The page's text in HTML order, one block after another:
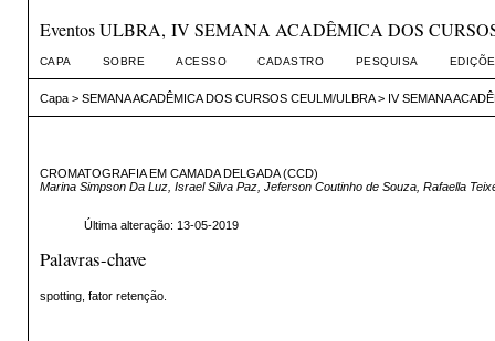
Eventos ULBRA, IV SEMANA ACADÊMICA DOS
CAPA SOBRE ACESSO CADASTRO PESQUISA
Capa> SEMANA ACADÊMICA DOS CURSOS CEULM/ULBRA> IV SEMANA
CROMATOGRAFIA EM CAMADA DELGADA (CCD)
Marina Simpson Da Luz, Israel Silva Paz, Jeferson Coutinho de Souza, Rafaella
Última alteração: 13-05-2019
Palavras-chave
spotting, fator retenção.